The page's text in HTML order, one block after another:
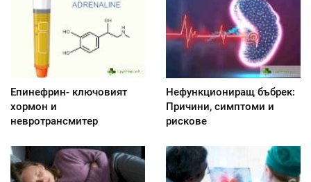
Епинефрин- ключовият
хормон и
невротрансмитер
Нефункциониращ бъбрек:
Причини, симптоми и
рискове